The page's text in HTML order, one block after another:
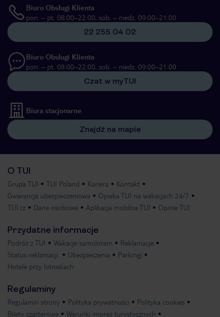
Biuro Obsługi Klienta
pon. – pt. 08:00–22:00, sob. – niedz. 09:00–21:00
22 255 04 02
Biuro Obsługi Klienta
pon. – pt. 08:00–22:00, sob. – niedz. 09:00–21:00
Czat w myTUI
Biura stacjonarne
Znajdź na mapie
O TUI
Grupa TUI TUI Poland Kariera
Kontakt
Gwarancja ubezpieczeniowa
Opieka TUI na wakacjach 24/7
TUI.cz
Dane osobowe Aplikacja mobilna TUI Opinie TUI
Przydatne informacje
Podróż z TUI Wakacje samolotem
Reklamacje
Status reklamacji
Ubezpieczenia
Parkingi
Hotele przy lotniskach
Regulaminy
Regulamin strony Polityka prywatności
Polityka cookies
Bilety czarterowe
Warunki imprez turystycznych